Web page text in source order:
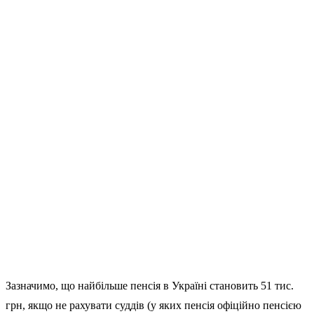
Зазначимо, що найбільше пенсія в Україні становить 51 тис.
грн, якщо не рахувати суддів (у яких пенсія офіційно пенсією